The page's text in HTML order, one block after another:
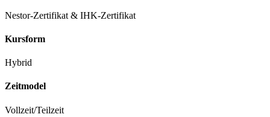
Nestor-Zertifikat & IHK-Zertifikat
Kursform
Hybrid
Zeitmodel
Vollzeit/Teilzeit